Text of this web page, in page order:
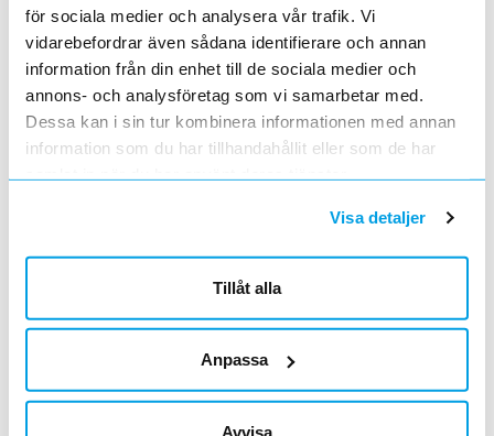
för sociala medier och analysera vår trafik. Vi
vidarebefordrar även sådana identifierare och annan
information från din enhet till de sociala medier och
annons- och analysföretag som vi samarbetar med.
Dessa kan i sin tur kombinera informationen med annan
information som du har tillhandahållit eller som de har
samlat in när du har använt deras tjänster.
Visa detaljer
Tillåt alla
Anpassa
Avvisa
Telefonnummer